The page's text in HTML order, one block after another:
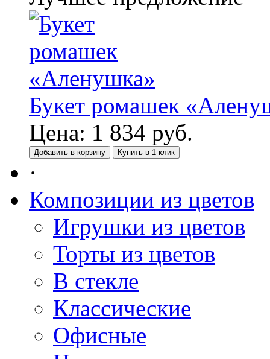
Букет ромашек
Цена: 1 834 руб.
Добавить в корзину Купить в 1 клик
·
Композиции из цветов
Игрушки из цветов
Торты из цветов
В стекле
Классические
Офисные